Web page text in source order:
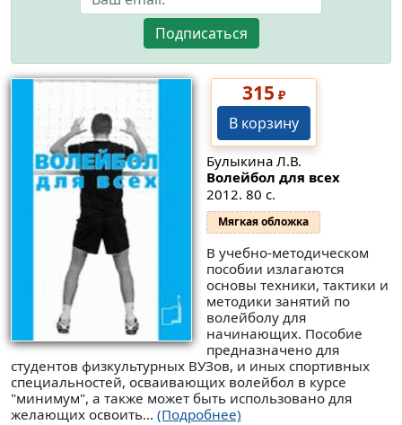
Подписаться
315 ₽
В корзину
Булыкина Л.В.
Волейбол для всех
2012. 80 с.
Мягкая обложка
В учебно-методическом
пособии излагаются
основы техники, тактики и
методики занятий по
волейболу для
начинающих. Пособие
предназначено для
студентов физкультурных ВУЗов, и иных спортивных
специальностей, осваивающих волейбол в курсе
"минимум", а также может быть использовано для
желающих освоить... (Подробнее)